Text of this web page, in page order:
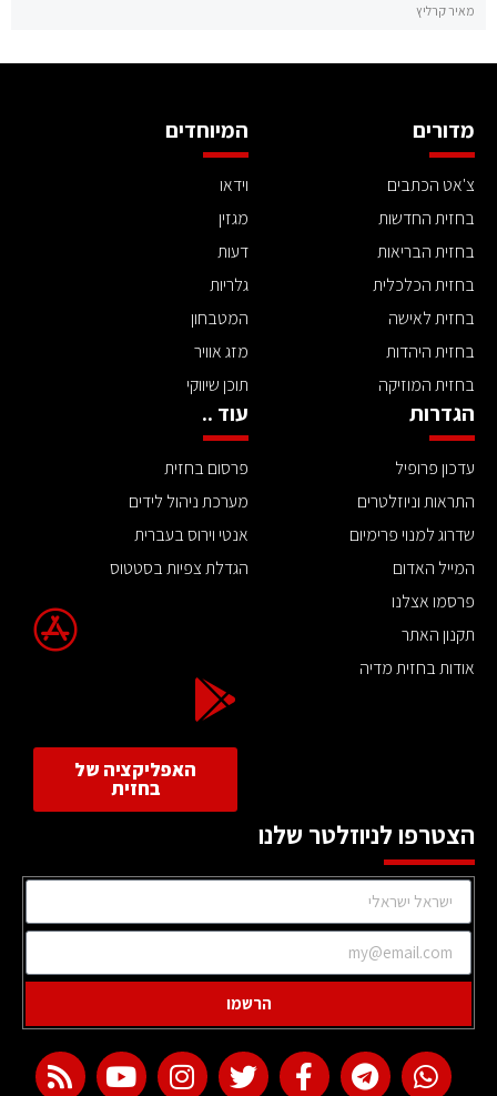
מאיר קרליץ
מדורים
צ'אט הכתבים
בחזית החדשות
בחזית הבריאות
בחזית הכלכלית
בחזית לאישה
בחזית היהדות
בחזית המוזיקה
המיוחדים
וידאו
מגזין
דעות
גלריות
המטבחון
מזג אוויר
תוכן שיווקי
הגדרות
עדכון פרופיל
התראות וניוזלטרים
שדרוג למנוי פרימיום
המייל האדום
פרסמו אצלנו
תקנון האתר
אודות בחזית מדיה
עוד ..
פרסום בחזית
מערכת ניהול לידים
אנטי וירוס בעברית
הגדלת צפיות בסטטוס
האפליקציה של
בחזית
הצטרפו לניוזלטר שלנו
הרשמו